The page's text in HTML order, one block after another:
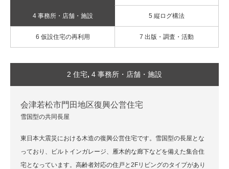
4 事務所・店舗・施設 5 縦ログ構法
6 仮設住宅の再利用 7 出版・調査・活動
2 住宅, 4 事務所・店舗・施設
会津若松市門田地区復興公営住宅
雪国型の共同長屋
東日本大震災における木造の復興公営住宅です。雪国型の長屋とな
っており、ビルトインガレージ、雁木的な廊下などを備えた集合住
宅となっています。高齢者対応の住戸と2Fリビングのタイプがあり